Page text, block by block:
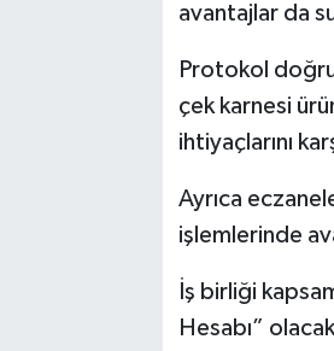
avantajlar da
Protokol
çek karnesi
ihtiyaçlarını
Ayrıca
işlemlerinde
İş birliği
Hesabı”